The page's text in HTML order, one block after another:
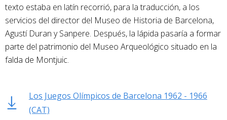
texto estaba en latín recorrió, para la traducción, a los
servicios del director del Museo de Historia de Barcelona,
Agustí Duran y Sanpere. Después, la lápida pasaría a formar
parte del patrimonio del Museo Arqueológico situado en la
falda de Montjuic.
Los Juegos Olímpicos de Barcelona 1962 - 1966
(CAT)